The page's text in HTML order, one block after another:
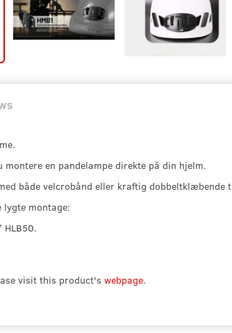
montere en pandelampe direkte på din hjelm.
både velcrobånd eller kraftig dobbeltklæbende
lygte montage:
HLB50.
visit this product's webpage.